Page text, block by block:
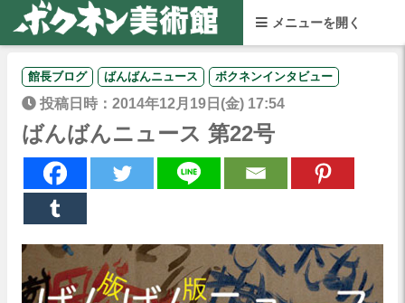
館長ブログ ばんばんニュース ボクネンインタビュー
投稿日時：2014年12月19日(金) 17:54
ばんばんニュース 第22号